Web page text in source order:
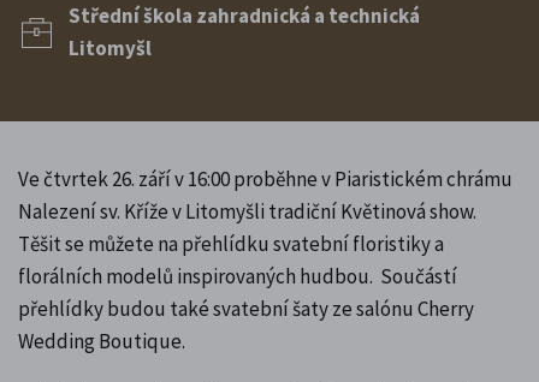
Střední škola zahradnická a technická
Litomyšl
Ve čtvrtek 26. září v 16:00 proběhne v Piaristickém chrámu
Nalezení sv. Kříže v Litomyšli tradiční Květinová show.
Těšit se můžete na přehlídku svatební floristiky a
florálních modelů inspirovaných hudbou. Součástí
přehlídky budou také svatební šaty ze salónu Cherry
Wedding Boutique.